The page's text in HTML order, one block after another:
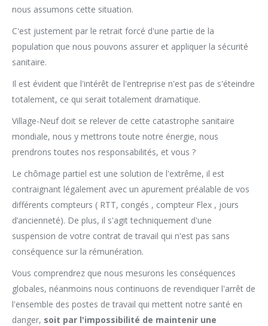
nous assumons cette situation.
C'est justement par le retrait forcé d'une partie de la
population que nous pouvons assurer et appliquer la sécurité
sanitaire.
Il est évident que l'intérêt de l'entreprise n'est pas de s'éteindre
totalement, ce qui serait totalement dramatique.
Village-Neuf doit se relever de cette catastrophe sanitaire
mondiale, nous y mettrons toute notre énergie, nous
prendrons toutes nos responsabilités, et vous ?
Le chômage partiel est une solution de l'extrême, il est
contraignant légalement avec un apurement préalable de vos
différents compteurs ( RTT, congés , compteur Flex , jours
d’ancienneté). De plus, il s'agit techniquement d'une
suspension de votre contrat de travail qui n'est pas sans
conséquence sur la rémunération.
Vous comprendrez que nous mesurons les conséquences
globales, néanmoins nous continuons de revendiquer l'arrêt de
l'ensemble des postes de travail qui mettent notre santé en
danger, soit par l'impossibilité de maintenir une